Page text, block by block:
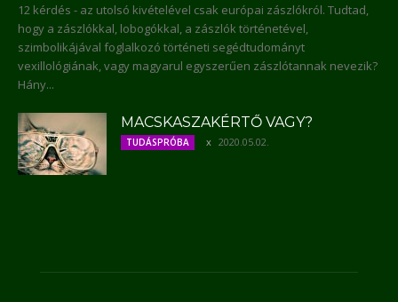
12 kérdés - az utolsó kivételével csak európai zászlókról. Tudtad,
hogy a zászlókkal, lobogókkal, a zászlók történetével,
szimbolikájával foglalkozó történeti segédtudományt
vexillológiának, vagy magyarul egyszerűen zászlótannak nevezik?
Hány...
MACSKASZAKÉRTŐ VAGY?
TUDÁSPRÓBA 2020.05.02.